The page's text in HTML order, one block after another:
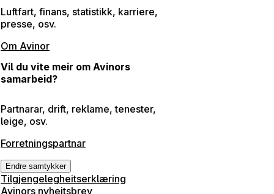
Luftfart, finans, statistikk, karriere,
presse, osv.
Om Avinor
Vil du vite meir om Avinors
samarbeid?
Partnarar, drift, reklame, tenester,
leige, osv.
Forretningspartnar
Endre samtykker
Tilgjengelegheitserklæring
Avinors nyheitsbrev